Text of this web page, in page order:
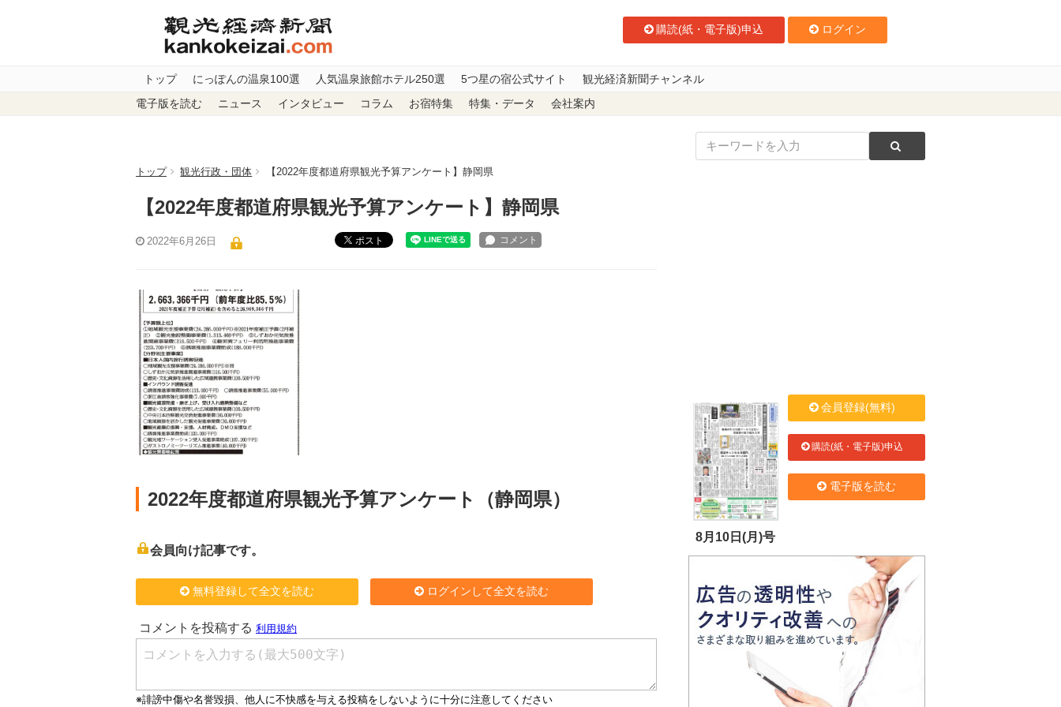
購読(紙・電子版)申込 ログイン
トップ にっぽんの温泉100選 人気温泉旅館ホテル250選 5つ星の宿公式サイト 観光経済新聞チャンネル
電子版を読む ニュース インタビュー コラム お宿特集 特集・データ 会社案内
トップ 観光行政・団体 【2022年度都道府県観光予算アンケート】静岡県
【2022年度都道府県観光予算アンケート】静岡県
2022年6月26日 ポスト
2022年度都道府県観光予算アンケート（静岡県）
会員向け記事です。
無料登録して全文を読む ログインして全文を読む
8月10日(月)号
会員登録(無料)
購読(紙・電子版)申込
電子版を読む